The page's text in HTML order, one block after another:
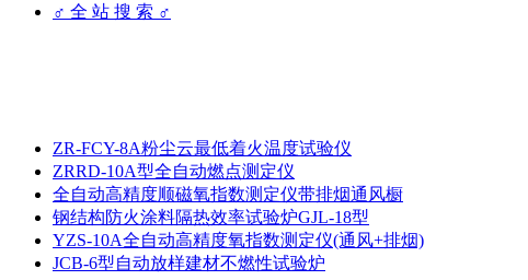
♂ 全 站 搜 索 ♂
ZR-FCY-8A粉尘云最低着火温度试验仪
ZRRD-10A型全自动燃点测定仪
全自动高精度顺磁氧指数测定仪带排烟通风橱
钢结构防火涂料隔热效率试验炉GJL-18型
YZS-10A全自动高精度氧指数测定仪(通风+排烟)
JCB-6型自动放样建材不燃性试验炉